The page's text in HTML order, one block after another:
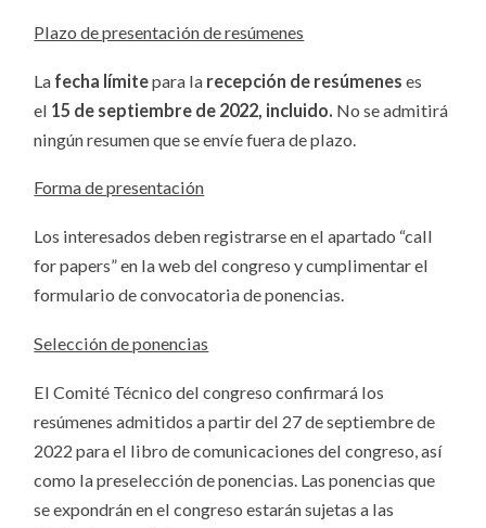
Plazo de presentación de resúmenes
La fecha límitepara la recepción de resúmenes es
el 15 de septiembre de 2022 , incluido. No se admitirá
ningún resumen que se envíe fuera de plazo.
Forma de presentación
Los interesados deben registrarse en el apartado “call
for papers” en la web del congreso y cumplimentar el
formulario de convocatoria de ponencias.
Selección de ponencias
El Comité Técnico del congreso confirmará los
resúmenes admitidos a partir del 27 de septiembre de
2022 para el libro de comunicaciones del congreso, así
como la preselección de ponencias. Las ponencias que
se expondrán en el congreso estarán sujetas a las